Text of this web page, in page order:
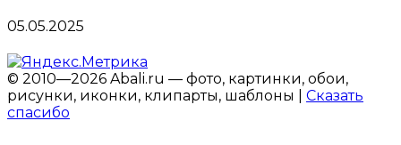
05.05.2025
© 2010—2026 Abali.ru — фото, картинки, обои,
рисунки, иконки, клипарты, шаблоны | Сказать
спасибо